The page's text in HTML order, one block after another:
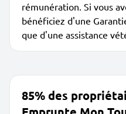
rémunération. Si vous
bénéficiez d'une
que d'une assistance
85% des